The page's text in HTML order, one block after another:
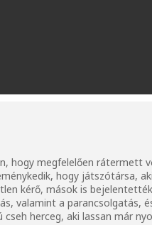
hogy megfelelően rátermett
hogy játszótársa,
kérő, mások is
valamint a parancsolgatás,
herceg, aki lassan már